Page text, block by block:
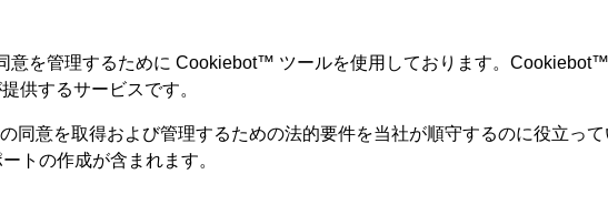
意を管理するために Cookiebot™ ツールを使用しております。
供するサービスです。
同意を取得および管理するための法的要件を当社が順守するのに役立っ
トの作成が含まれます。